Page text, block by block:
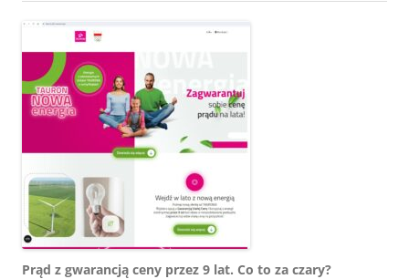
Prąd z gwarancją ceny przez 9 lat. Co to za czary?